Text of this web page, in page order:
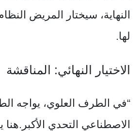
النهاية، سيختار المريض
لها.
الاختيار النهائي: المناقشة
“في الطرف العلوي، يواجه
الاصطناعي التحدي الأكبر.هنا